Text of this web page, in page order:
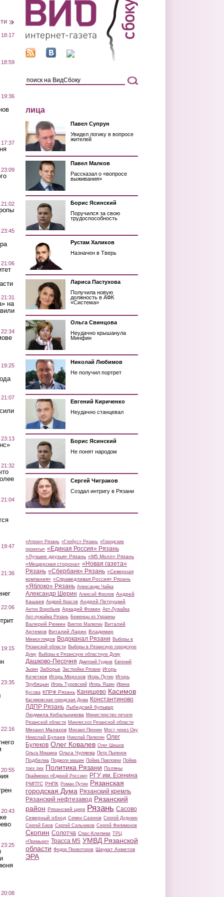
18:17
18:59
19:36
на
лица
Павел Супрун
Увидел логику в вопросе
жителей
Павел Малков
Рассказал о «вопросе
выживания»
Борис Ясинский
Поручился за свою
трудоспособность
Рустам Халиков
Назначен в Тверь
Лариса Пастухова
Получила новую
должность в АФК
«Система»
Ольга Свинцова
Неудачно крышанула
Минфин
Николай Любимов
Не получил портрет
Евгений Кириченко
Неудачно станцевал
Борис Ясинский
Не понят народом
Сергей Чиграков
Создал интригу в Рязани
«Атрон» Рязань «Глобус» Рязань «Городские
проекты» «Единая Россия» Рязань
«Лучшие друзья» Рязань «М5 Молл» Рязань
«Мещерская сторона» «Новая газета»
Рязань «Сбербанк» Рязань «Северная
компания» «Справедливая Россия» Рязань
«Яблоко» Рязань Александр Чайка
Александр Шерин Алексей Фролов Андрей
Кашаев Андрей Красов Андрей Петруцкий
Антон Воробьев Аркадий Фомин Арт-Лужайка
Арт-лужайка Рязань Беженцы из Украины
Валерий Рюмин Виктор Малюгин Виталий
Артемов Виталий Ларин Владимир
Мимоглядов Водоканал Рязани Выборы в
Рязанской области Выборы в Рязанскую городскую
Думу Выборы в Рязанскую областную Думу
Дашково-Песочня Дмитрий Гудков Евгений
Зызин Заборье Застройка Рязани Игорь
Кочетков Игорь Морозов Игорь Путин Игорь
Трубицын Игорь Туровский Игорь Яшин Ирина
Кусова КПРФ Рязань Канищево Касимов
Касимовская городская Дума Константиново
ЛДПР Рязань Лыбедский бульвар
Людмила Кибальникова Министерство печати
Рязанской области Минлесхоз Рязанской области
Михаил Малахов Михаил Пронин Мост через Оку
Николай Булаев Николай Пилюгин Олег
Булеков Олег Ковалев Олег Шишов
Ольга Мишина Ольга Чуляева Петр Пыленок
Подбелка Поджоги машин Пойма Павловки Пойма
трех рек Политика Рязани Поляны
Праймериз «Единой России» РГУ им. Есенина
РМПТС РНПК Роман Путин Рязанская
городская Дума Рязанский кремль
Рязанский нефтезавод Рязанский
район Рязанский цирк Рязань Сасово
Северный обход Семен Сазонов Сергей Дудукин
Сергей Ежов Сергей Сальников Сергей Филимонов
Скопин Солотча Спас-Клепики ТРЦ
«Премьер» Трасса М5 УМВД Рязанской
области Федор Провоторов Шаукат Ахметов
ЭРА